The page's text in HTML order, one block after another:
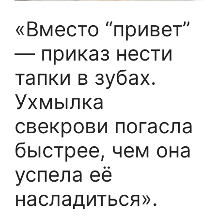
«Вместо “привет”
— приказ нести
тапки в зубах.
Ухмылка
свекрови погасла
быстрее, чем она
успела её
насладиться».